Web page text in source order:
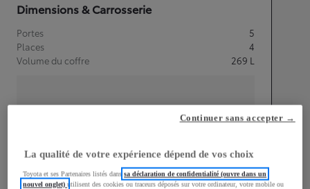
Dimensions & Carrosserie
Portes
5
Places
4
Volume du coffre
269 L
Hauteur
1 510
La qualité de votre expérience dépend de vos choix
Toyota et ses Partenaires listés danssa déclaration de confidentialité (ouvre dans un
nouvel onglet)utilisent des cookies ou traceurs déposés sur votre ordinateur, votre mobile ou
Continuer sans accepter →